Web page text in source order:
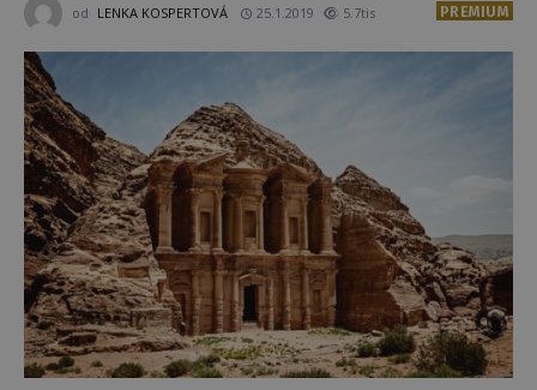
od LENKA KOSPERTOVÁ 25.1.2019 5.7tis PREMIUM